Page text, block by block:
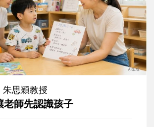
朱思穎教授
老師先認識孩子